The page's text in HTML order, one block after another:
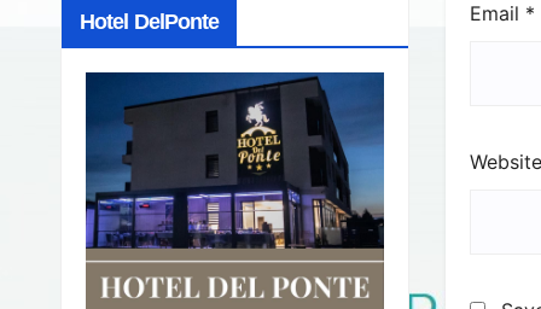
Hotel DelPonte Email *
Website